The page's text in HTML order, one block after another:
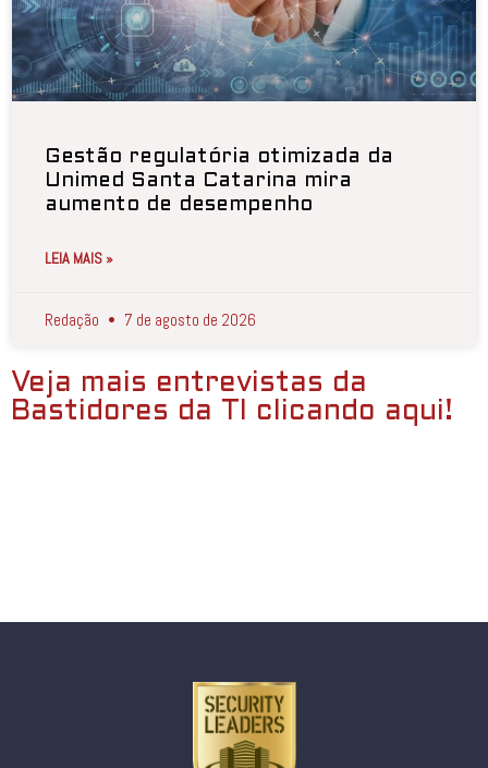
Gestão regulatória otimizada da
Unimed Santa Catarina mira
aumento de desempenho
LEIA MAIS »
Redação 7 de agosto de 2026
Veja mais entrevistas da
Bastidores da TI clicando aqui!